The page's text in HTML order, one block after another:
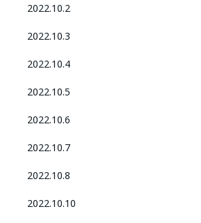
2022.10.2
2022.10.3
2022.10.4
2022.10.5
2022.10.6
2022.10.7
2022.10.8
2022.10.10